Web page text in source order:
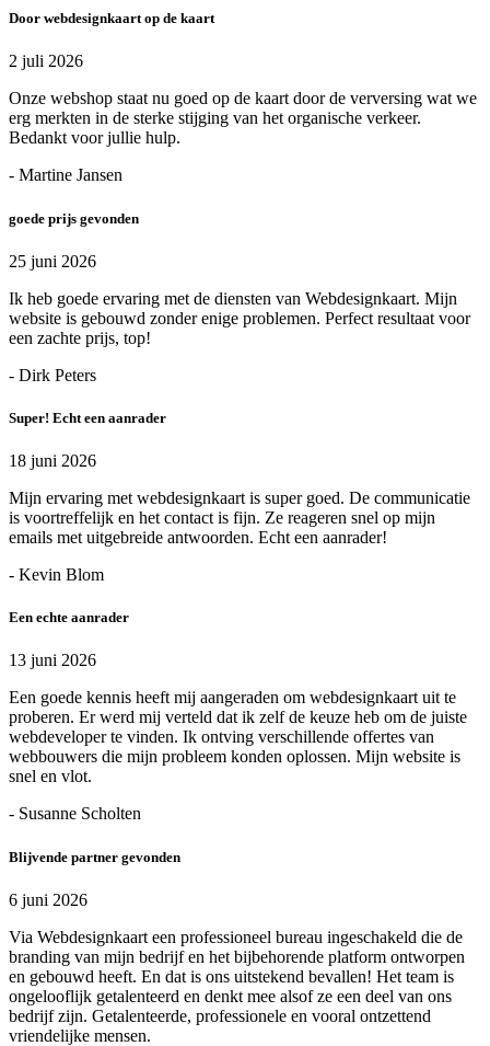
Door webdesignkaart op de kaart
2 juli 2026
Onze webshop staat nu goed op de kaart door de verversing wat we
erg merkten in de sterke stijging van het organische verkeer.
Bedankt voor jullie hulp.
- Martine Jansen
goede prijs gevonden
25 juni 2026
Ik heb goede ervaring met de diensten van Webdesignkaart. Mijn
website is gebouwd zonder enige problemen. Perfect resultaat voor
een zachte prijs, top!
- Dirk Peters
Super! Echt een aanrader
18 juni 2026
Mijn ervaring met webdesignkaart is super goed. De communicatie
is voortreffelijk en het contact is fijn. Ze reageren snel op mijn
emails met uitgebreide antwoorden. Echt een aanrader!
- Kevin Blom
Een echte aanrader
13 juni 2026
Een goede kennis heeft mij aangeraden om webdesignkaart uit te
proberen. Er werd mij verteld dat ik zelf de keuze heb om de juiste
webdeveloper te vinden. Ik ontving verschillende offertes van
webbouwers die mijn probleem konden oplossen. Mijn website is
snel en vlot.
- Susanne Scholten
Blijvende partner gevonden
6 juni 2026
Via Webdesignkaart een professioneel bureau ingeschakeld die de
branding van mijn bedrijf en het bijbehorende platform ontworpen
en gebouwd heeft. En dat is ons uitstekend bevallen! Het team is
ongelooflijk getalenteerd en denkt mee alsof ze een deel van ons
bedrijf zijn. Getalenteerde, professionele en vooral ontzettend
vriendelijke mensen.